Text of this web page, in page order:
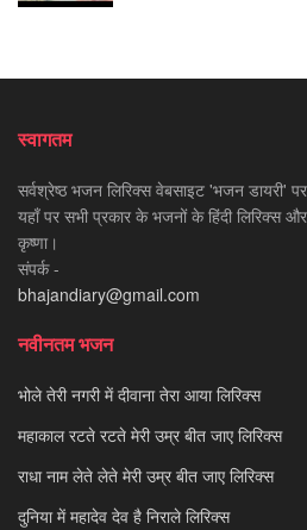
स्वागतम
सर्वश्रेष्ठ भजन लिरिक्स वेबसाइट 'भजन डायरी'
यहाँ पर सभी प्रकार के भजनों के हिंदी लिरिक्स
कृष्णा।
संपर्क -
bhajandiary@gmail.com
नवीनतम भजन
भोले तेरी नगरी में दीवाना तेरा आया लिरिक्स
महाकाल रटते रटते मेरी उम्र बीत जाए लिरिक्स
राधा नाम लेते लेते मेरी उम्र बीत जाए लिरिक्स
दुनिया में महादेव देव है निराले लिरिक्स